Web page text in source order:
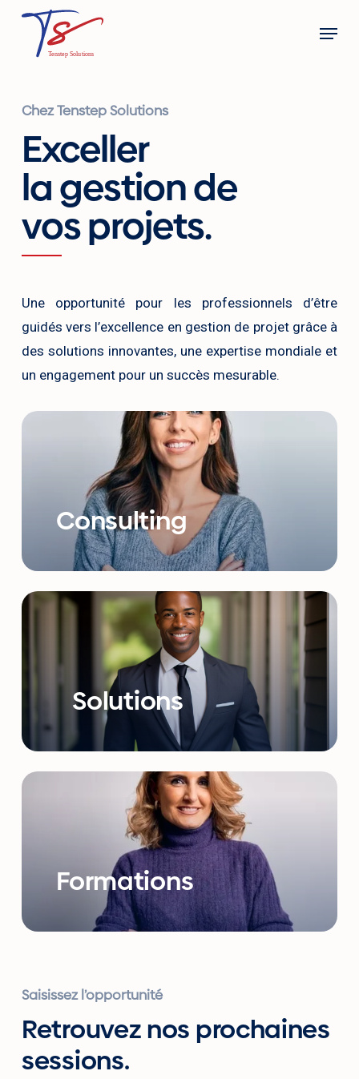
Skip
Menu
Chez Tenstep Solutions
Exceller
la gestion de
vos projets.
Une opportunité pour les professionnels d’être
guidés vers l’excellence en gestion de projet grâce à
des solutions innovantes, une expertise mondiale et
un engagement pour un succès mesurable.
Consulting
Solutions
Formations
Saisissez l’opportunité
Retrouvez nos prochaines
sessions.